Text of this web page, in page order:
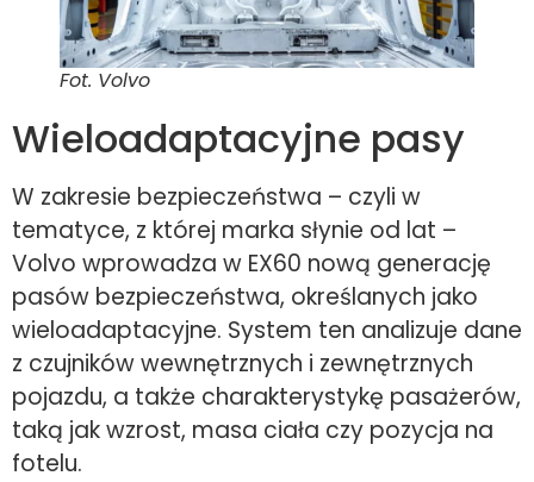
Fot. Volvo
Wieloadaptacyjne pasy
W zakresie bezpieczeństwa – czyli w
tematyce, z której marka słynie od lat –
Volvo wprowadza w EX60 nową generację
pasów bezpieczeństwa, określanych jako
wieloadaptacyjne. System ten analizuje dane
z czujników wewnętrznych i zewnętrznych
pojazdu, a także charakterystykę pasażerów,
taką jak wzrost, masa ciała czy pozycja na
fotelu.